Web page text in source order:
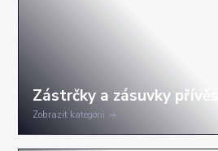
Zobrazit kategorii